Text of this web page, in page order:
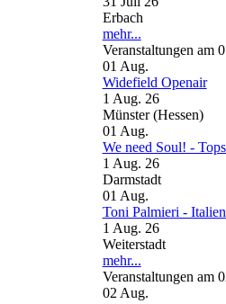
Erbach
mehr...
Veranstaltungen am
01 Aug.
Widefield Openair
1 Aug. 26
Münster (Hessen)
01 Aug.
We need Soul! -
1 Aug. 26
Darmstadt
01 Aug.
Toni Palmieri -
1 Aug. 26
Weiterstadt
mehr...
Veranstaltungen am
02 Aug.